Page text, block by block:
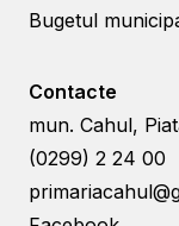
Bugetul
Contacte
mun. Cahul,
(0299) 2 24 00